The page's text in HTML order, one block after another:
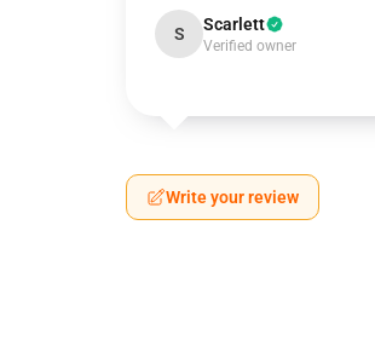
S Scarlett
Verified owner
Write your review